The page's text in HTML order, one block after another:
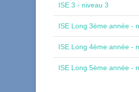
ISE 3 - niveau 3
ISE Long 3ème année -
ISE Long 4ème année -
ISE Long 5ème année -